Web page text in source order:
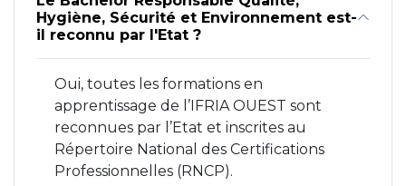
Hygiène, Sécurité et Environnement est-
il reconnu par l'Etat ?
Oui, toutes les formations en
apprentissage de l’IFRIA OUEST sont
reconnues par l’Etat et inscrites au
Répertoire National des Certifications
Professionnelles (RNCP).